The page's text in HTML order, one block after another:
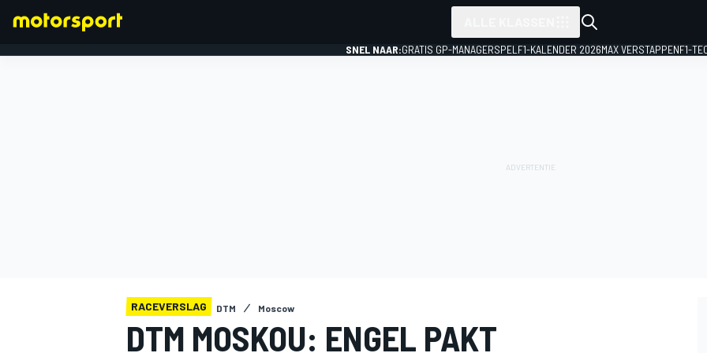
SNEL NAAR:GRATIS GP-MANAGERSPEL F1-KALENDER 2026MAX VERSTAPPENF1-
RACEVERSLAG DTM Moscow
DTM MOSKOU: ENGEL PAKT